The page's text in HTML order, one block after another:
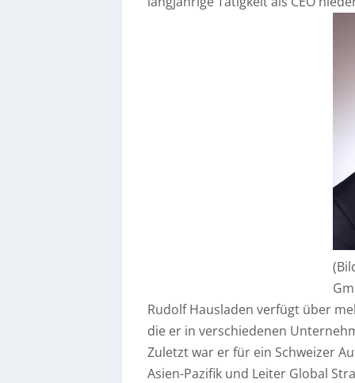
Rudolf Hausladen verfügt über
die er in verschiedenen
Zuletzt war er für ein Schweizer
Asien-Pazifik und Leiter Global